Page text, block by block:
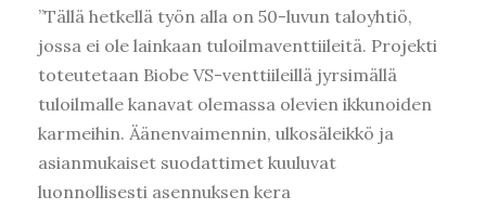
”Tällä hetkellä työn alla on 50-luvun taloyhtiö,
jossa ei ole lainkaan tuloilmaventtiileitä. Projekti
toteutetaan Biobe VS-venttiileillä jyrsimällä
tuloilmalle kanavat olemassa olevien ikkunoiden
karmeihin. Äänenvaimennin, ulkosäleikkö ja
asianmukaiset suodattimet kuuluvat
luonnollisesti asennuksen kera